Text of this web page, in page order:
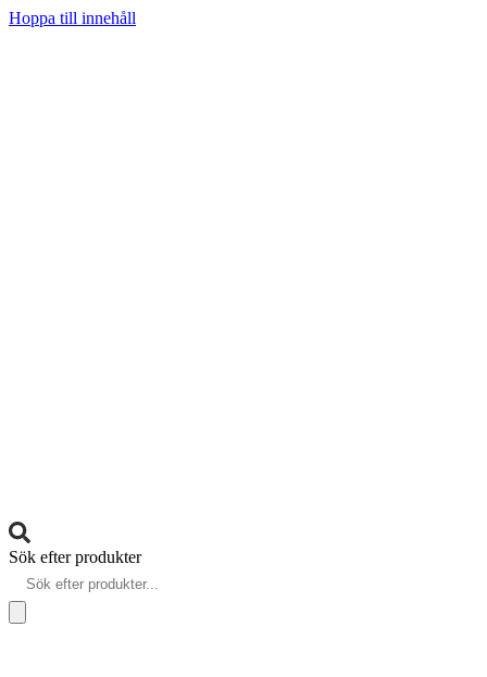
Hoppa till innehåll
Sök efter produkter